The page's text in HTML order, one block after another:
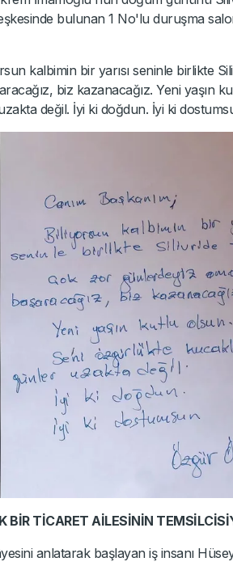
bulunan 1 No'lu duruşma
kalbimin bir yarısı seninle birlikte
biz kazanacağız. Yeni yaşın
değil. İyi ki doğdun. İyi ki
BİR TİCARET AİLESİNİN
anlatarak başlayan iş insanı